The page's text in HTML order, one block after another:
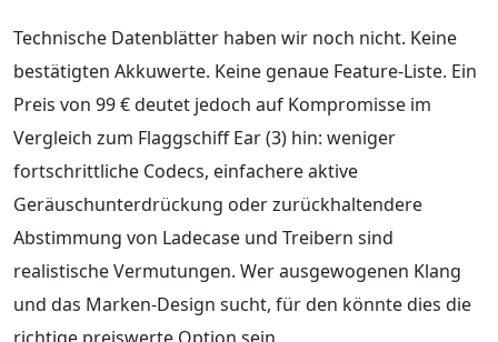
Technische Datenblätter haben wir noch nicht. Keine
bestätigten Akkuwerte. Keine genaue Feature-Liste. Ein
Preis von 99 € deutet jedoch auf Kompromisse im
Vergleich zum Flaggschiff Ear (3) hin: weniger
fortschrittliche Codecs, einfachere aktive
Geräuschunterdrückung oder zurückhaltendere
Abstimmung von Ladecase und Treibern sind
realistische Vermutungen. Wer ausgewogenen Klang
und das Marken-Design sucht, für den könnte dies die
richtige preiswerte Option sein.